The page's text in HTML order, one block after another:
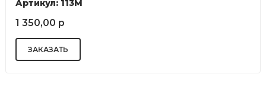
Артикул: 113М
1 350,00 р